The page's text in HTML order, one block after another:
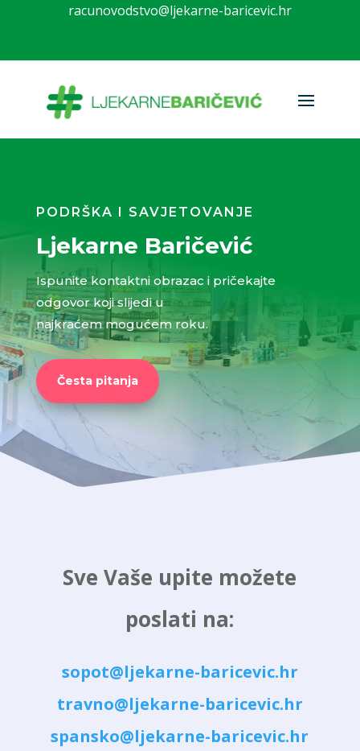
racunovodstvo@ljekarne-baricevic.hr
PODRŠKA I SAVJETOVANJE
Ljekarne Baričević
Ispunite kontaktni obrazac i pričekajte
odgovor koji slijedi u
najkraćem mogućem roku.
Česta pitanja
Sve Vaše upite možete
poslati na:
sopot@ljekarne-baricevic.hr
travno@ljekarne-baricevic.hr
spansko@ljekarne-baricevic.hr